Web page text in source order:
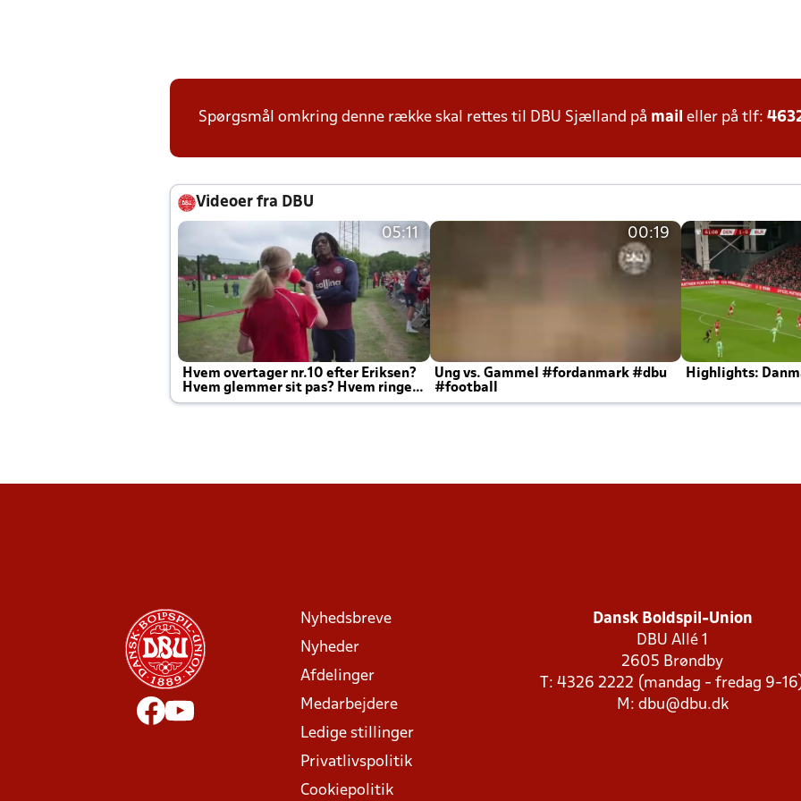
Spørgsmål omkring denne række skal rettes til DBU Sjælland på mail eller på tlf:
Videoer fra DBU
05:11
Hvem overtager nr.10 efter Eriksen?
Hvem glemmer sit pas? Hvem ringer
Joachim altid til efter kampe?
00:19
Ung vs. Gammel #fordanmark #dbu
#football
Highlights:
Nyhedsbreve
Nyheder
Afdelinger
Medarbejdere
Ledige stillinger
Privatlivspolitik
Cookiepolitik
Dansk Boldspil-Union
DBU Allé 1
2605 Brøndby
T: 4326 2222 (mandag - fredag 9-
M: dbu@dbu.dk